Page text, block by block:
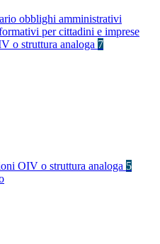
obblighi amministrativi
per cittadini e imprese
o struttura analoga 7
OIV o struttura analoga 5